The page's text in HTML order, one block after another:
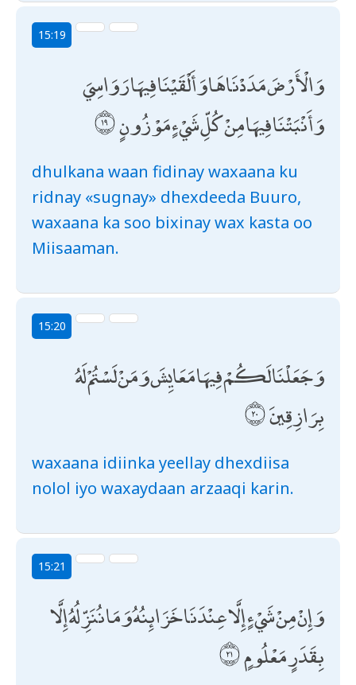
15:19
وَالْأَرْضَ مَدَدْنَاهَا وَأَلْقَيْنَا فِيهَا رَوَاسِيَ
وَأَنْبَتْنَا فِيهَا مِنْ كُلِّ شَيْءٍ مَوْزُونٍ
dhulkana waan fidinay waxaana ku
ridnay «sugnay» dhexdeeda Buuro,
waxaana ka soo bixinay wax kasta oo
Miisaaman.
15:20
وَجَعَلْنَا لَكُمْ فِيهَا مَعَايِشَ وَمَنْ لَسْتُمْ لَهُ
بِرَازِقِينَ
waxaana idiinka yeellay dhexdiisa
nolol iyo waxaydaan arzaaqi karin.
15:21
وَإِنْ مِنْ شَيْءٍ إِلَّا عِنْدَنَا خَزَائِنُهُ وَمَا نُنَزِّلُهُ إِلَّا
بِقَدَرٍ مَعْلُومٍ